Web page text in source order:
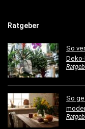
Ratgeber
So
So